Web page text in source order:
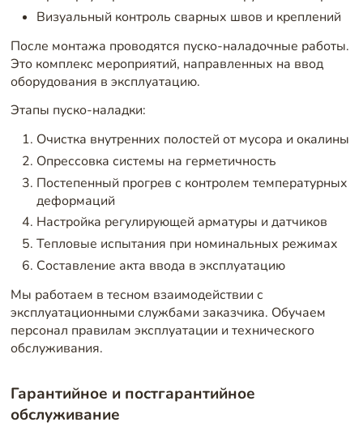
Визуальный контроль сварных швов и креплений
После монтажа проводятся пуско-наладочные работы.
Это комплекс мероприятий, направленных на ввод
оборудования в эксплуатацию.
Этапы пуско-наладки:
Очистка внутренних полостей от мусора и окалины
Опрессовка системы на герметичность
Постепенный прогрев с контролем температурных
деформаций
Настройка регулирующей арматуры и датчиков
Тепловые испытания при номинальных режимах
Составление акта ввода в эксплуатацию
Мы работаем в тесном взаимодействии с
эксплуатационными службами заказчика. Обучаем
персонал правилам эксплуатации и технического
обслуживания.
Гарантийное и постгарантийное
обслуживание